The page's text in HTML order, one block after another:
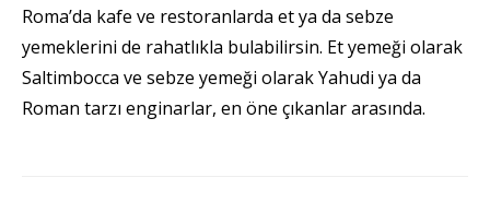
Roma’da kafe ve restoranlarda et ya da sebze
yemeklerini de rahatlıkla bulabilirsin. Et yemeği olarak
Saltimbocca ve sebze yemeği olarak Yahudi ya da
Roman tarzı enginarlar, en öne çıkanlar arasında.